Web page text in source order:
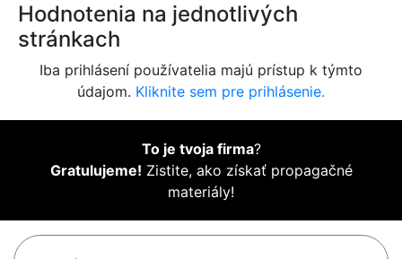
Hodnotenia na jednotlivých
stránkach
Iba prihlásení používatelia majú prístup k týmto
údajom. Kliknite sem pre prihlásenie.
To je tvoja firma?
Gratulujeme! Zistite, ako získať propagačné
materiály!